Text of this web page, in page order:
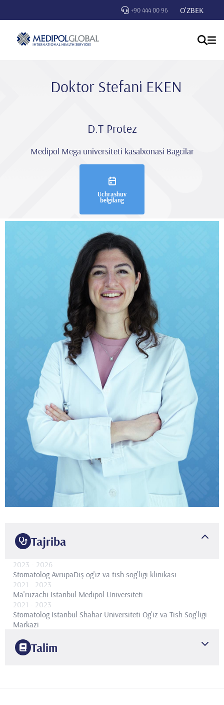
+90 444 00 96 O'ZBEK
Doktor Stefani̇ EKEN
D.T Protez
Medipol Mega universiteti kasalxonasi Bagcilar
Uchrashuv
belgilang
Tajriba
2023 - 2026
Stomatolog AvrupaDiş og'iz va tish sog'ligi klinikası
2021 - 2023
Ma'ruzachi Istanbul Medipol Universiteti
2021 - 2023
Stomatolog Istanbul Shahar Universiteti Og'iz va Tish Sog'ligi
Markazi
Talim